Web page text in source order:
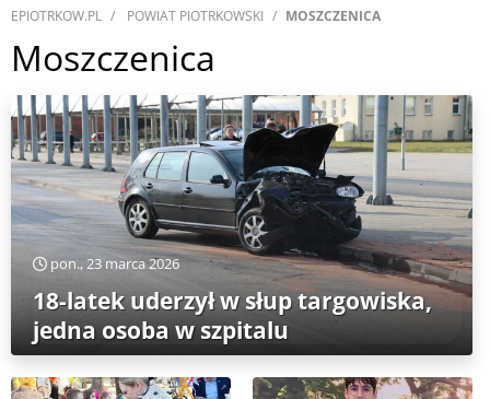
EPIOTRKOW.PL POWIAT PIOTRKOWSKI MOSZCZENICA
Moszczenica
pon., 23 marca 2026
18-latek uderzył w słup targowiska,
jedna osoba w szpitalu